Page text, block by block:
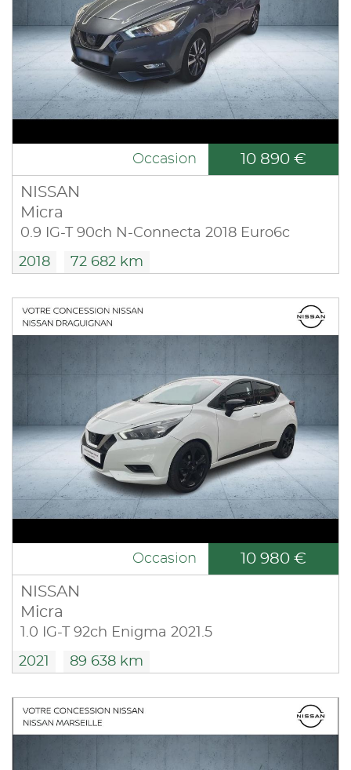
Occasion 10 890 €
NISSAN
Micra
0.9 IG-T 90ch N-Connecta 2018 Euro6c
2018 72 682 km
Occasion 10 980 €
NISSAN
Micra
1.0 IG-T 92ch Enigma 2021.5
2021 89 638 km